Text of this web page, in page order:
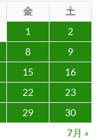
金
土
1
2
8
9
15
16
22
23
29
30
7月 »